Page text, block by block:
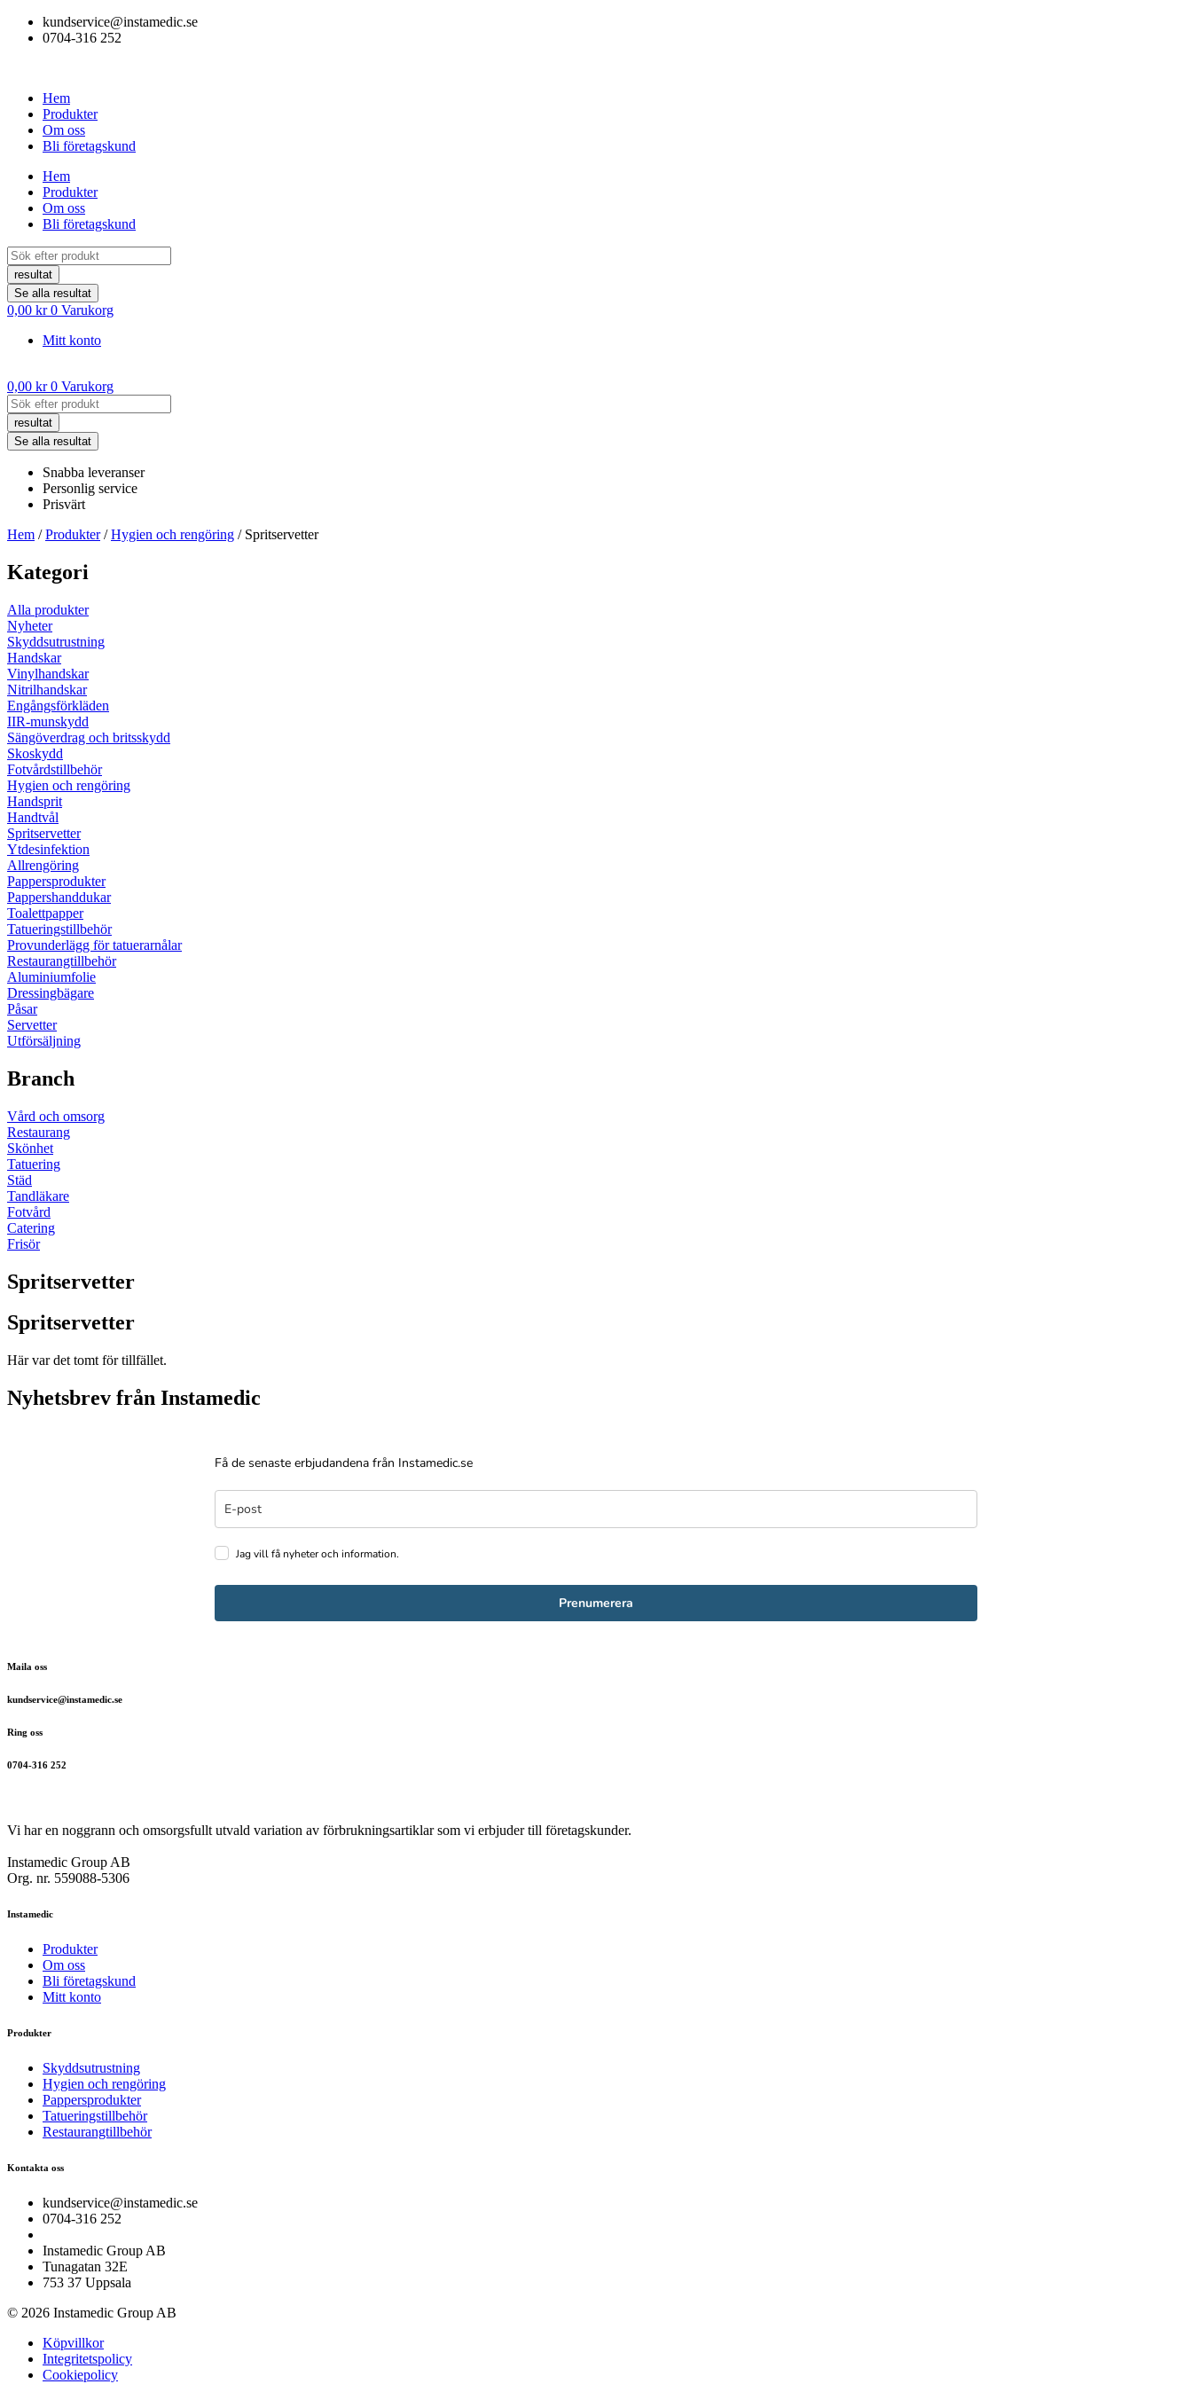
Hoppakundservice@instamedic.se
0704-316 252
Hem
Produkter
Om oss
Bli företagskund
Hem
Produkter
Om oss
Bli företagskund
Search
...resultat
Se alla resultat
0,00 kr 0 Varukorg
Mitt konto
0,00 kr 0 Varukorg
Search
...resultat
Se alla resultat
Snabba leveranser
Personlig service
Prisvärt
Hem /Produkter/Hygien och rengöring / Spritservetter
Kategori
Alla produkter
Nyheter
Skyddsutrustning
Handskar
Vinylhandskar
Nitrilhandskar
Engångsförkläden
IIR-munskydd
Sängöverdrag och britsskydd
Skoskydd
Fotvårdstillbehör
Hygien och rengöring
Handsprit
Handtvål
Spritservetter
Ytdesinfektion
Allrengöring
Pappersprodukter
Pappershanddukar
Toalettpapper
Tatueringstillbehör
Provunderlägg för tatuerarnålar
Restaurangtillbehör
Aluminiumfolie
Dressingbägare
Påsar
Servetter
Utförsäljning
Branch
Vård och omsorg
Restaurang
Skönhet
Tatuering
Städ
Tandläkare
Fotvård
Catering
Frisör
Spritservetter
Spritservetter
Här var det tomt för tillfället.
Nyhetsbrev från Instamedic
Få de senaste erbjudandena från Instamedic.se
Jag vill få nyheter och information.
Prenumerera
Maila oss
kundservice@instamedic.se
Ring oss
0704-316 252
Vi har en noggrann och omsorgsfullt utvald variation av förbrukningsartiklar som vi erbjuder till företagskunder.
Instamedic Group AB
Org. nr. 559088-5306
Instamedic
Produkter
Om oss
Bli företagskund
Mitt konto
Produkter
Skyddsutrustning
Hygien och rengöring
Pappersprodukter
Tatueringstillbehör
Restaurangtillbehör
Kontakta oss
kundservice@instamedic.se
0704-316 252
Instamedic Group AB
Tunagatan 32E
753 37 Uppsala
© 2026 Instamedic Group AB
Köpvillkor
Integritetspolicy
Cookiepolicy